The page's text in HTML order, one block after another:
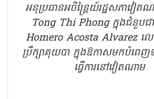
អនុប្រធានអចិន្ត្រៃយ៍រដ្ឋសភាវៀ
Tong Thi Phong ក្នុងជំនួប
Homero Acosta Alvarez លេ
ប្រឹក្សាគុយបា ក្នុងឱកាសមកបំពេញ
ធ្វើការនៅវៀតណាម